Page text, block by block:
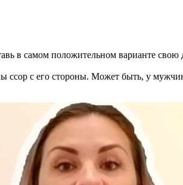
в самом положительном варианте
ссор с его стороны. Может быть, у